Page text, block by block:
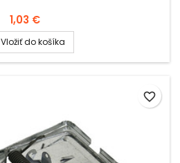
1,03 €
Vložiť do košíka
favorite_border